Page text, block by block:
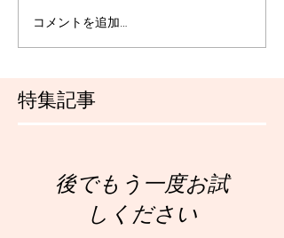
特集記事
コメントを追加…
後でもう一度お試
しください